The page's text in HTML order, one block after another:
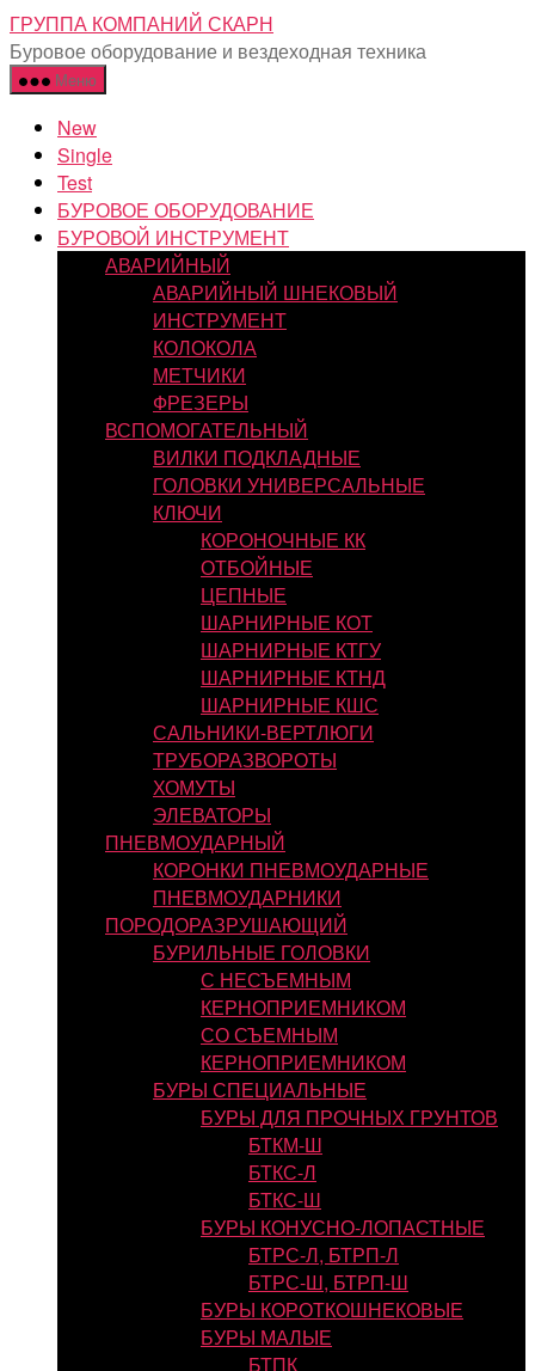
Перейти
к
содержимому
ГРУППА КОМПАНИЙ СКАРН
Буровое оборудование и вездеходная техника
Меню
New
Single
Test
БУРОВОЕ ОБОРУДОВАНИЕ
БУРОВОЙ ИНСТРУМЕНТ
АВАРИЙНЫЙ
АВАРИЙНЫЙ ШНЕКОВЫЙ
ИНСТРУМЕНТ
КОЛОКОЛА
МЕТЧИКИ
ФРЕЗЕРЫ
ВСПОМОГАТЕЛЬНЫЙ
ВИЛКИ ПОДКЛАДНЫЕ
ГОЛОВКИ УНИВЕРСАЛЬНЫЕ
КЛЮЧИ
КОРОНОЧНЫЕ КК
ОТБОЙНЫЕ
ЦЕПНЫЕ
ШАРНИРНЫЕ КОТ
ШАРНИРНЫЕ КТГУ
ШАРНИРНЫЕ КТНД
ШАРНИРНЫЕ КШС
САЛЬНИКИ-ВЕРТЛЮГИ
ТРУБОРАЗВОРОТЫ
ХОМУТЫ
ЭЛЕВАТОРЫ
ПНЕВМОУДАРНЫЙ
КОРОНКИ ПНЕВМОУДАРНЫЕ
ПНЕВМОУДАРНИКИ
ПОРОДОРАЗРУШАЮЩИЙ
БУРИЛЬНЫЕ ГОЛОВКИ
С НЕСЪЕМНЫМ
КЕРНОПРИЕМНИКОМ
СО СЪЕМНЫМ
КЕРНОПРИЕМНИКОМ
БУРЫ СПЕЦИАЛЬНЫЕ
БУРЫ ДЛЯ ПРОЧНЫХ ГРУНТОВ
БТКМ-Ш
БТКС-Л
БТКС-Ш
БУРЫ КОНУСНО-ЛОПАСТНЫЕ
БТРС-Л, БТРП-Л
БТРС-Ш, БТРП-Ш
БУРЫ КОРОТКОШНЕКОВЫЕ
БУРЫ МАЛЫЕ
БТПК